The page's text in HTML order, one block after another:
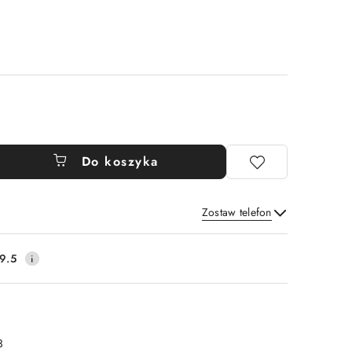
Do koszyka
Zostaw telefon
Wyślij